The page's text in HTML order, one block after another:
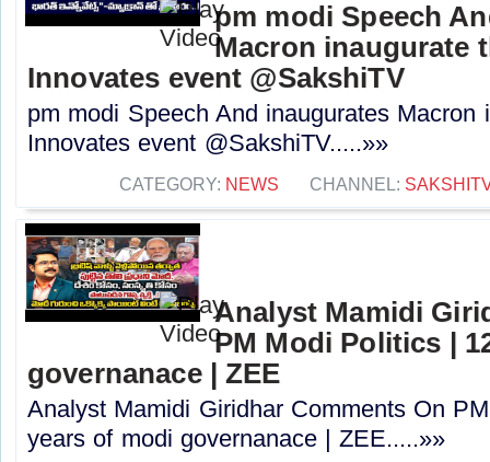
pm modi Speech
Macron inaugurate
Innovates event @SakshiTV
pm modi Speech And inaugurates Macron
Innovates event @SakshiTV.....»»
CATEGORY: NEWS CHANNEL:
Analyst Mamidi
PM Modi Politics |
governanace | ZEE
Analyst Mamidi Giridhar Comments On
years of modi governanace | ZEE.....»»